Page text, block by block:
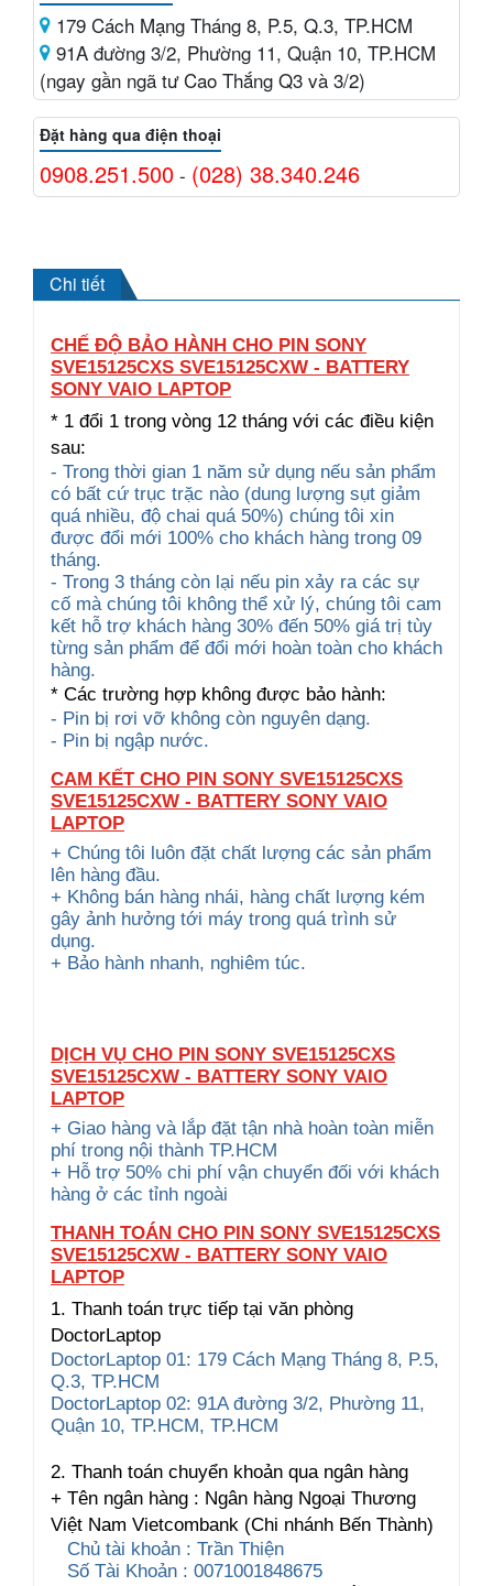
179 Cách Mạng Tháng 8, P.5, Q.3, TP.HCM
91A đường 3/2, Phường 11, Quận 10, TP.HCM
(ngay gần ngã tư Cao Thắng Q3 và 3/2)
Đặt hàng qua điện thoại
0908.251.500 - (028) 38.340.246
Chi tiết
CHẾ ĐỘ BẢO HÀNH CHO PIN SONY
SVE15125CXS SVE15125CXW - BATTERY
SONY VAIO LAPTOP
* 1 đổi 1 trong vòng 12 tháng với các điều kiện
sau:
- Trong thời gian 1 năm sử dụng nếu sản phẩm
có bất cứ trục trặc nào (dung lượng sụt giảm
quá nhiều, độ chai quá 50%) chúng tôi xin
được đổi mới 100% cho khách hàng trong 09
tháng.
- Trong 3 tháng còn lại nếu pin xảy ra các sự
cố mà chúng tôi không thể xử lý, chúng tôi cam
kết hỗ trợ khách hàng 30% đến 50% giá trị tùy
từng sản phẩm để đổi mới hoàn toàn cho khách
hàng.
* Các trường hợp không được bảo hành:
- Pin bị rơi vỡ không còn nguyên dạng.
- Pin bị ngập nước.
CAM KẾT CHO PIN SONY SVE15125CXS
SVE15125CXW - BATTERY SONY VAIO
LAPTOP
+ Chúng tôi luôn đặt chất lượng các sản phẩm
lên hàng đầu.
+ Không bán hàng nhái, hàng chất lượng kém
gây ảnh hưởng tới máy trong quá trình sử
dụng.
+ Bảo hành nhanh, nghiêm túc.
DỊCH VỤ CHO PIN SONY SVE15125CXS
SVE15125CXW - BATTERY SONY VAIO
LAPTOP
+ Giao hàng và lắp đặt tận nhà hoàn toàn miễn
phí trong nội thành TP.HCM
+ Hỗ trợ 50% chi phí vận chuyển đối với khách
hàng ở các tỉnh ngoài
THANH TOÁN CHO PIN SONY SVE15125CXS
SVE15125CXW - BATTERY SONY VAIO
LAPTOP
1. Thanh toán trực tiếp tại văn phòng
DoctorLaptop
DoctorLaptop 01: 179 Cách Mạng Tháng 8, P.5,
Q.3, TP.HCM
DoctorLaptop 02: 91A đường 3/2, Phường 11,
Quận 10, TP.HCM, TP.HCM
2. Thanh toán chuyển khoản qua ngân hàng
+ Tên ngân hàng : Ngân hàng Ngoại Thương
Việt Nam Vietcombank (Chi nhánh Bến Thành)
Chủ tài khoản : Trần Thiện
Số Tài Khoản : 0071001848675